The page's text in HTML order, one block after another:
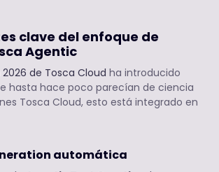
clave del enfoque de
Agentic
de Tosca Cloud ha introducido
hasta hace poco parecían de ciencia
Tosca Cloud, esto está integrado en
automática